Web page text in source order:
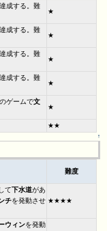
成する。難
★
成する。難
★
成する。難
★
成する。難
★
ゲームで文
★
★★
↑
難度
て下水道があ
チを発動させ ★★★★
ウィンを発動